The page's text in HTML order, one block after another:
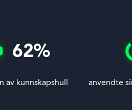
62%
av kunnskapshull anvendte